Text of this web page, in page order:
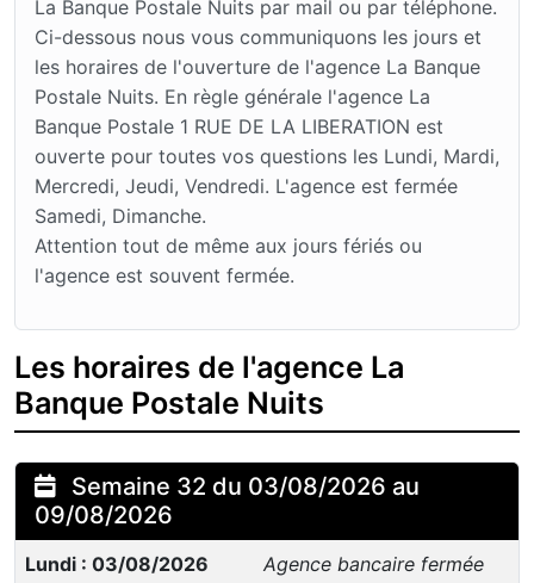
La Banque Postale Nuits par mail ou par téléphone.
Ci-dessous nous vous communiquons les jours et
les horaires de l'ouverture de l'agence La Banque
Postale Nuits. En règle générale l'agence La
Banque Postale 1 RUE DE LA LIBERATION est
ouverte pour toutes vos questions les Lundi, Mardi,
Mercredi, Jeudi, Vendredi. L'agence est fermée
Samedi, Dimanche.
Attention tout de même aux jours fériés ou
l'agence est souvent fermée.
Les horaires de l'agence La
Banque Postale Nuits
Semaine 32 du 03/08/2026 au
09/08/2026
Lundi : 03/08/2026 Agence bancaire fermée